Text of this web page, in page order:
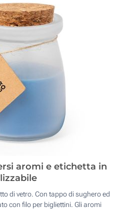
aromi e etichetta in
di vetro. Con tappo di sughero ed
con filo per bigliettini. Gli aromi